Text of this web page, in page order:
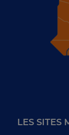
LES SITES